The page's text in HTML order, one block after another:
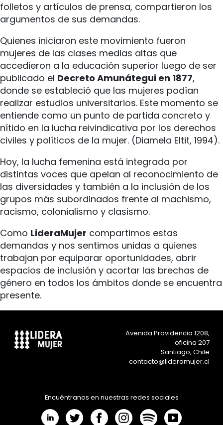
folletos y artículos de prensa, compartieron los
argumentos de sus demandas.
Quienes iniciaron este movimiento fueron
mujeres de las clases medias altas que
accedieron a la educación superior luego de ser
publicado el Decreto Amunátegui en 1877,
donde se estableció que las mujeres podían
realizar estudios universitarios. Este momento se
entiende como un punto de partida concreto y
nítido en la lucha reivindicativa por los derechos
civiles y políticos de la mujer. (Diamela Eltit, 1994).
Hoy, la lucha femenina está integrada por
distintas voces que apelan al reconocimiento de
las diversidades y también a la inclusión de los
grupos más subordinados frente al machismo,
racismo, colonialismo y clasismo.
Como LideraMujer compartimos estas
demandas y nos sentimos unidas a quienes
trabajan por equiparar oportunidades, abrir
espacios de inclusión y acortar las brechas de
género en todos los ámbitos donde se encuentra
presente.
Encuéntranos en nuestras redes sociales
Avenida Providencia 1208,
oficina 207
Santiago, Chile
contacto@lideramujer.cl